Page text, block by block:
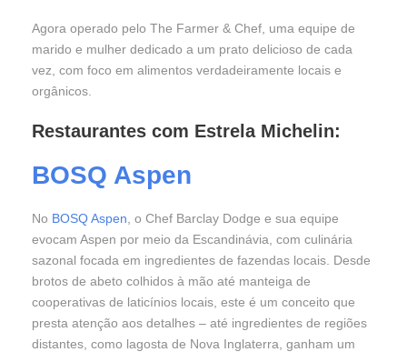
Agora operado pelo The Farmer & Chef, uma equipe de
marido e mulher dedicado a um prato delicioso de cada
vez, com foco em alimentos verdadeiramente locais e
orgânicos.
Restaurantes com Estrela Michelin:
BOSQ Aspen
No BOSQ Aspen , o Chef Barclay Dodge e sua equipe
evocam Aspen por meio da Escandinávia, com culinária
sazonal focada em ingredientes de fazendas locais. Desde
brotos de abeto colhidos à mão até manteiga de
cooperativas de laticínios locais, este é um conceito que
presta atenção aos detalhes – até ingredientes de regiões
distantes, como lagosta de Nova Inglaterra, ganham um